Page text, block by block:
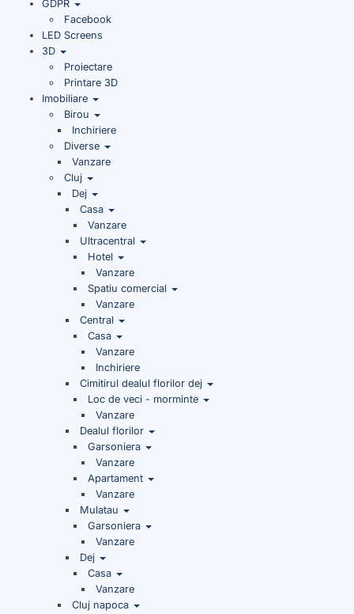
GDPR
Facebook
LED Screens
3D
Proiectare
Printare 3D
Imobiliare
Birou
Inchiriere
Diverse
Vanzare
Cluj
Dej
Casa
Vanzare
Ultracentral
Hotel
Vanzare
Spatiu comercial
Vanzare
Central
Casa
Vanzare
Inchiriere
Cimitirul dealul florilor dej
Loc de veci - morminte
Vanzare
Dealul florilor
Garsoniera
Vanzare
Apartament
Vanzare
Mulatau
Garsoniera
Vanzare
Dej
Casa
Vanzare
Cluj napoca